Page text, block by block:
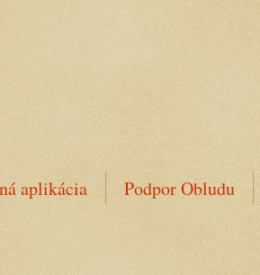
aplikácia Podpor Obludu